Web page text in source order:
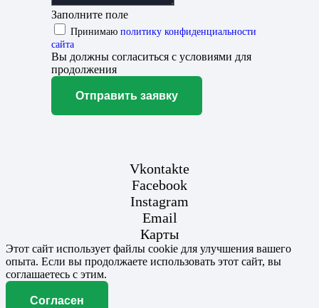
Заполните поле
Принимаю политику конфиденциальности
сайта
Вы должны согласиться с условиями для
продолжения
Отправить заявку
Vkontakte
Facebook
Instagram
Email
Карты
Этот сайт использует файлы cookie для улучшения вашего
опыта. Если вы продолжаете использовать этот сайт, вы
соглашаетесь с этим.
Согласен